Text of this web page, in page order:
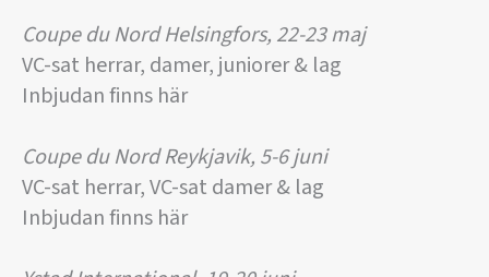
Coupe du Nord Helsingfors, 22-23 maj
VC-sat herrar, damer, juniorer & lag
Inbjudan finns här
Coupe du Nord Reykjavik, 5-6 juni
VC-sat herrar, VC-sat damer & lag
Inbjudan finns här